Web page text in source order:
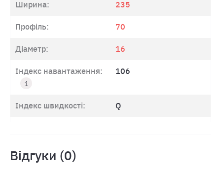
Ширина: 235
Профіль: 70
Діаметр: 16
Індекс навантаження: 106
Індекс швидкості: Q
Відгуки (0)